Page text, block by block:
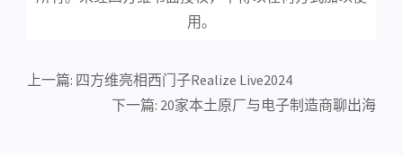
用。
上一篇: 四方维亮相西门子Realize Live2024
下一篇: 20家本土原厂与电子制造商聊出海